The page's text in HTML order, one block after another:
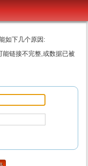
如下几个原因:
链接不完整,或数据已被